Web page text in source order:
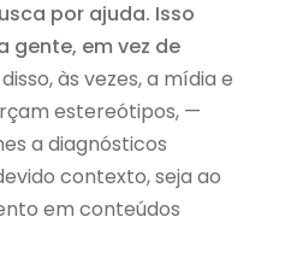
por ajuda. Isso
gente, em vez de
às vezes, a mídia e
estereótipos, —
a diagnósticos
contexto, seja ao
em conteúdos